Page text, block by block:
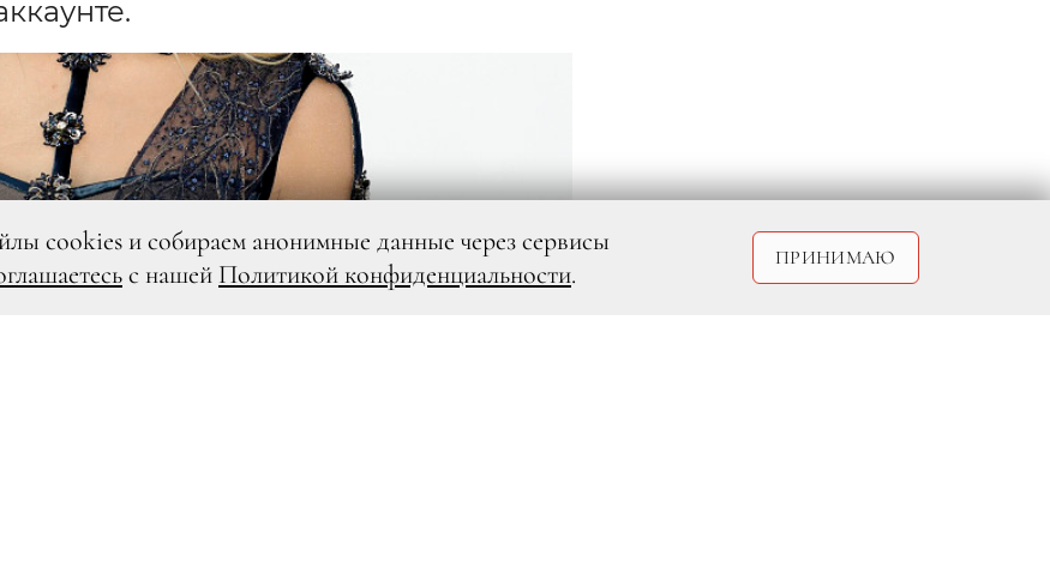
cookies и собираем анонимные данные через сервисы
с нашей Политикой конфиденциальности.
ПРИНИМАЮ